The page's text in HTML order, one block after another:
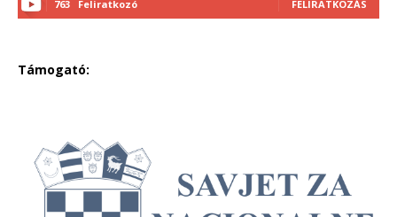
763 Feliratkozó FELIRATKOZÁS
Támogató: